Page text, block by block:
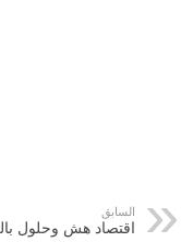
السابق
اقتصاد هش وحلول